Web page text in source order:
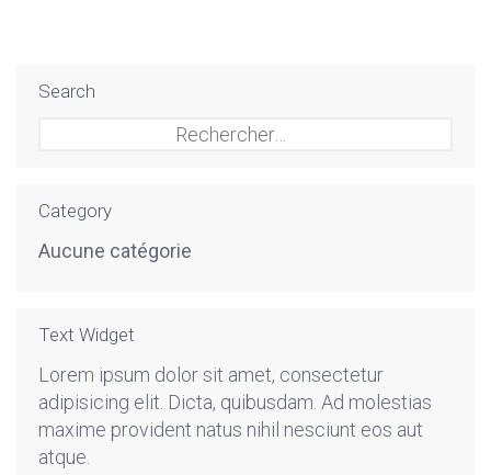
Search
Category
Aucune catégorie
Text Widget
Lorem ipsum dolor sit amet, consectetur
adipisicing elit. Dicta, quibusdam. Ad molestias
maxime provident natus nihil nesciunt eos aut
atque.